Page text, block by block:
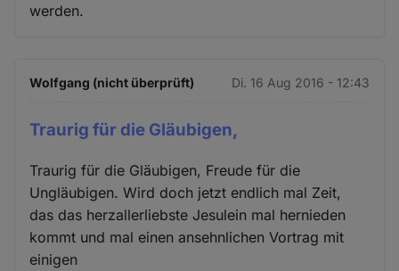
werden.
Wolfgang (nicht überprüft) Di. 16 Aug 2016 - 12:43
Traurig für die Gläubigen,
Traurig für die Gläubigen, Freude für die
Ungläubigen. Wird doch jetzt endlich mal Zeit,
das das herzallerliebste Jesulein mal hernieden
kommt und mal einen ansehnlichen Vortrag mit
einigen